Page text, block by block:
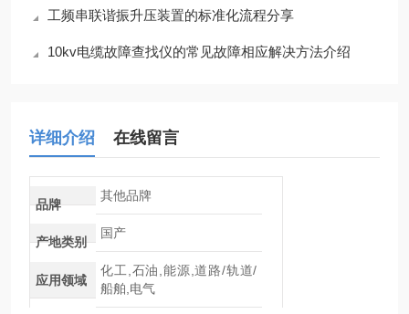
工频串联谐振升压装置的标准化流程分享
10kv电缆故障查找仪的常见故障相应解决方法介绍
详细介绍 在线留言
品牌
其他品牌
产地类别
国产
应用领域
化工,石油,能源,道路/轨道/
船舶,电气